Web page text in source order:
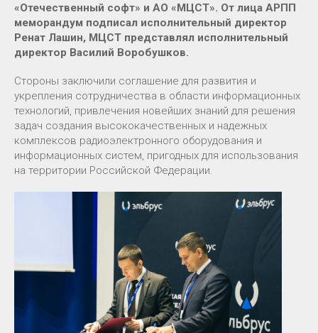
«Отечественный софт» и АО «МЦСТ». От лица АРПП
меморандум подписал исполнительный директор
Ренат Лашин, МЦСТ представлял исполнительный
директор Василий Воробушков.
Стороны заключили соглашение для развития и
укрепления сотрудничества в области информационных
технологий, привлечения новейших знаний для решения
задач создания высококачественных и надежных
комплексов радиоэлектронного оборудования и
информационных систем, пригодных для использования
на территории Российской Федерации.